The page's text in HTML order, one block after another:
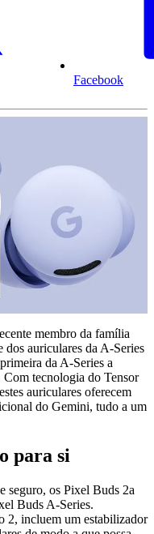
Facebook
membro da família
dos auriculares da A-Series
da A-Series a
tecnologia do Tensor
auriculares oferecem
do Gemini, tudo a um
para si
seguro, os Pixel Buds 2a
Buds A-Series.
2, incluem um estabilizador